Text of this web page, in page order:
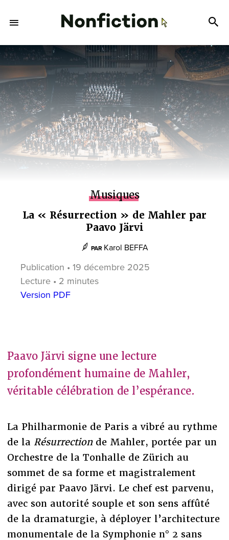
Musiques
La « Résurrection » de Mahler par
Paavo Järvi
PAR Karol BEFFA
Publication • 19 décembre 2025
Lecture • 2 minutes
Version PDF
Paavo Järvi signe une lecture
profondément humaine de Mahler,
véritable célébration de l’espérance.
La Philharmonie de Paris a vibré au rythme
de la Résurrectionde Mahler, portée par un
Orchestre de la Tonhalle de Zürich au
sommet de sa forme et magistralement
dirigé par Paavo Järvi. Le chef est parvenu,
avec son autorité souple et son sens affûté
de la dramaturgie, à déployer l’architecture
monumentale de la Symphonie n° 2 sans